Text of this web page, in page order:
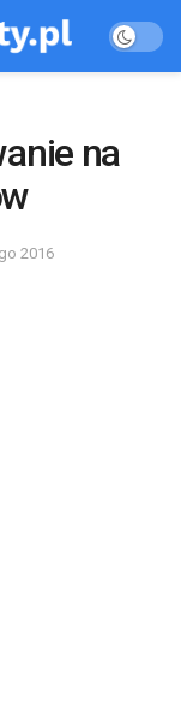
na
2016